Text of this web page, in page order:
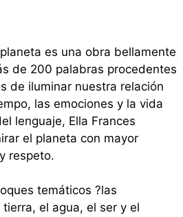
es una obra bellamente
de 200 palabras procedentes
de iluminar nuestra relación
las emociones y la vida
lenguaje, Ella Frances
el planeta con mayor
respeto.
temáticos ?las
el agua, el ser y el